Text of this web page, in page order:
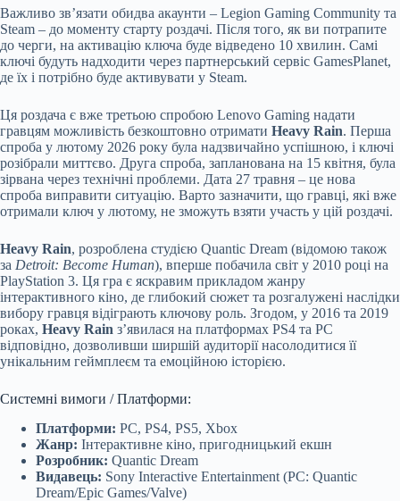
Важливо зв’язати обидва акаунти – Legion Gaming Community та
Steam – до моменту старту роздачі. Після того, як ви потрапите
до черги, на активацію ключа буде відведено 10 хвилин. Самі
ключі будуть надходити через партнерський сервіс GamesPlanet,
де їх і потрібно буде активувати у Steam.
Ця роздача є вже третьою спробою Lenovo Gaming надати
гравцям можливість безкоштовно отримати Heavy Rain. Перша
спроба у лютому 2026 року була надзвичайно успішною, і ключі
розібрали миттєво. Друга спроба, запланована на 15 квітня, була
зірвана через технічні проблеми. Дата 27 травня – це нова
спроба виправити ситуацію. Варто зазначити, що гравці, які вже
отримали ключ у лютому, не зможуть взяти участь у цій роздачі.
Heavy Rain, розроблена студією Quantic Dream (відомою також
за Detroit: Become Human), вперше побачила світ у 2010 році на
PlayStation 3. Ця гра є яскравим прикладом жанру
інтерактивного кіно, де глибокий сюжет та розгалужені наслідки
вибору гравця відіграють ключову роль. Згодом, у 2016 та 2019
роках, Heavy Rain з’явилася на платформах PS4 та PC
відповідно, дозволивши ширшій аудиторії насолодитися її
унікальним геймплеєм та емоційною історією.
Системні вимоги / Платформи:
Платформи: PC, PS4, PS5, Xbox
Жанр: Інтерактивне кіно, пригодницький екшн
Розробник: Quantic Dream
Видавець: Sony Interactive Entertainment (PC: Quantic
Dream/Epic Games/Valve)